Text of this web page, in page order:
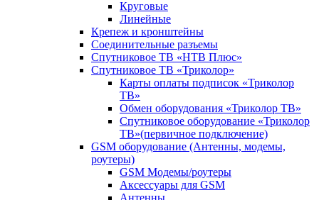
Круговые
Линейные
Крепеж и кронштейны
Соединительные разъемы
Спутниковое ТВ «НТВ Плюс»
Спутниковое ТВ «Триколор»
Карты оплаты подписок «Триколор
ТВ»
Обмен оборудования «Триколор ТВ»
Спутниковое оборудование «Триколор
ТВ»(первичное подключение)
GSM оборудование (Антенны, модемы,
роутеры)
GSM Модемы/роутеры
Аксессуары для GSM